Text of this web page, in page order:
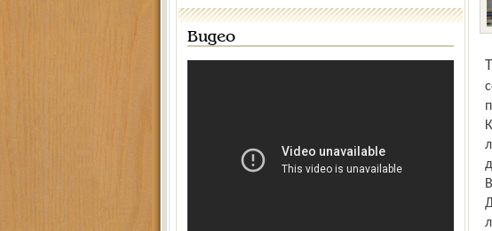
Видео
Такие «угрозы» прозвучали из уст вице-премьера Александра Жукова на недавнем